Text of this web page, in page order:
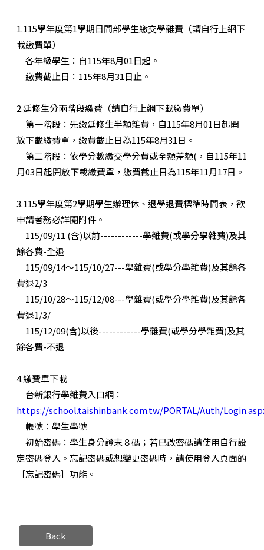
1.115學年度第1學期日間部學生繳交學雜費（請自行上網下
載繳費單）
各年級學生：自115年8月01日起。
繳費截止日：115年8月31日止。
2.延修生分兩階段繳費（請自行上網下載繳費單）
第一階段：先繳延修生半額雜費，自115年8月01日起開
放下載繳費單，繳費截止日為115年8月31日。
第二階段：依學分數繳交學分費或全額差額(，自115年11
月03日起開放下載繳費單，繳費截止日為115年11月17日。
3.115學年度第2學期學生辦理休、退學退費標準時間表，欲
申請者務必詳閱附件。
115/09/11 (含)以前------------學雜費(或學分學雜費)及其
餘各費-全退
115/09/14～115/10/27---學雜費(或學分學雜費)及其餘各
費退2/3
115/10/28～115/12/08---學雜費(或學分學雜費)及其餘各
費退1/3/
115/12/09(含)以後------------學雜費(或學分學雜費)及其
餘各費-不退
4.繳費單下載
台新銀行學雜費入口網：
https://school.taishinbank.com.tw/PORTAL/Auth/
帳號：學生學號
初始密碼：學生身分證末８碼；若已改密碼請使用自行設
定密碼登入。忘記密碼或想變更密碼時，請使用登入頁面的
［忘記密碼］功能。
Back